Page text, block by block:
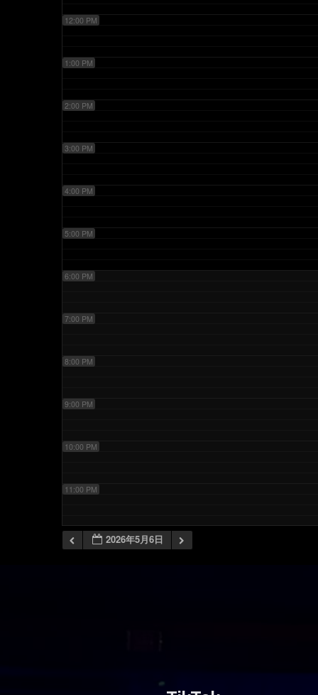
12:00 PM
1:00 PM
2:00 PM
3:00 PM
4:00 PM
5:00 PM
6:00 PM
7:00 PM
8:00 PM
9:00 PM
10:00 PM
11:00 PM
2026年5月6日